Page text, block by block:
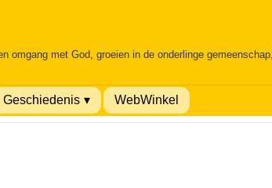
omgang met God, groeien in de onderlinge
Geschiedenis WebWinkel